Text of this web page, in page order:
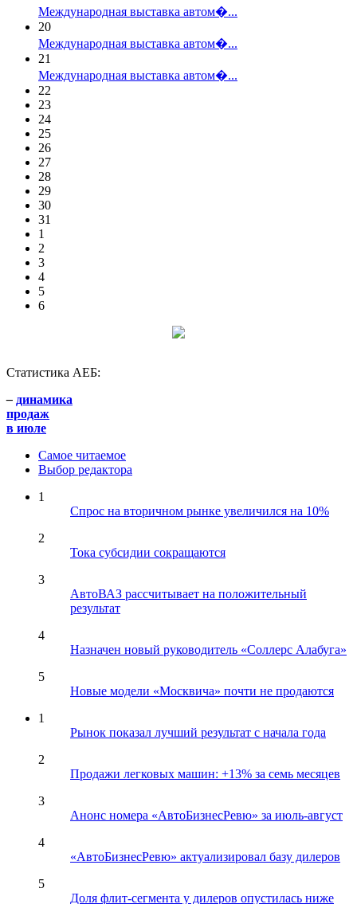
Международная выставка автом�...
20
Международная выставка автом�...
21
Международная выставка автом�...
22
23
24
25
26
27
28
29
30
31
1
2
3
4
5
6
Статистика АЕБ:
– динамика
продаж
в июле
Самое читаемое
Выбор редактора
1
Спрос на вторичном рынке увеличился на 10%
2
Тока субсидии сокращаются
3
АвтоВАЗ рассчитывает на положительный
результат
4
Назначен новый руководитель «Соллерс Алабуга»
5
Новые модели «Москвича» почти не продаются
1
Рынок показал лучший результат с начала года
2
Продажи легковых машин: +13% за семь месяцев
3
Анонс номера «АвтоБизнесРевю» за июль-август
4
«АвтоБизнесРевю» актуализировал базу дилеров
5
Доля флит-сегмента у дилеров опустилась ниже